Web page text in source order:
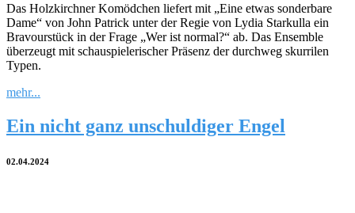
Das Holzkirchner Komödchen liefert mit „Eine etwas sonderbare
Dame“ von John Patrick unter der Regie von Lydia Starkulla ein
Bravourstück in der Frage „Wer ist normal?“ ab. Das Ensemble
überzeugt mit schauspielerischer Präsenz der durchweg skurrilen
Typen.
mehr...
Ein nicht ganz unschuldiger Engel
02.04.2024